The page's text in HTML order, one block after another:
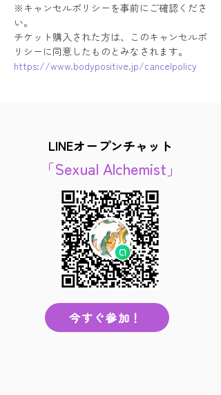
※キャンセルポリシーを事前にご確認くださ
い。
チケット購入された方は、このキャンセルポ
リシーに同意したものとみなされます。
https://www.bodypositive.jp/cancelpolicy
LINEオープンチャット
「Sexual Alchemist」
今すぐ参加！